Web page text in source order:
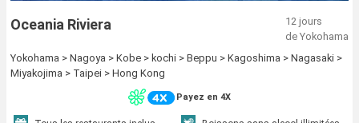
Oceania Riviera
12 jours
de Yokohama
Yokohama > Nagoya > Kobe > kochi > Beppu > Kagoshima > Nagasaki >
Miyakojima > Taipei > Hong Kong
Payez en 4X